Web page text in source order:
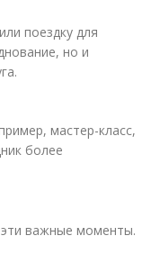
поездку для
но и
мастер-класс,
более
важные моменты.